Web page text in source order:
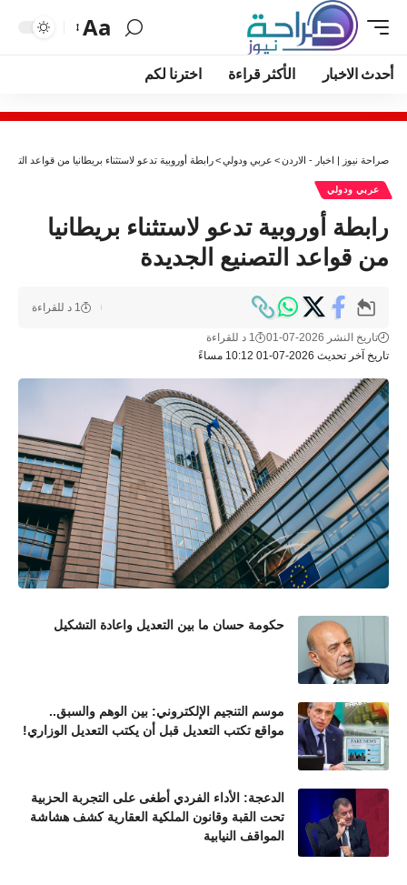
Aa
أحدث الاخبار الأكثر قراءة اخترنا لكم
صراحة نيوز | اخبار - الاردن> عربي ودولي>رابطة أوروبية تدعو لاستثناء بريطانيا من قواعد
عربي ودولي
رابطة أوروبية تدعو لاستثناء بريطانيا
من قواعد التصنيع الجديدة
تاريخ آخر تحديث 2026-07-01 10:12 مساءً
تاريخ النشر 2026-07-01 1 د للقراءة
1 د للقراءة
حكومة حسان ما بين التعديل واعادة التشكيل
موسم التنجيم الإلكتروني: بين الوهم والسبق..
مواقع تكتب التعديل قبل أن يكتب التعديل الوزاري!
الدعجة: الأداء الفردي أطغى على التجربة الحزبية
تحت القبة وقانون الملكية العقارية كشف هشاشة
المواقف النيابية